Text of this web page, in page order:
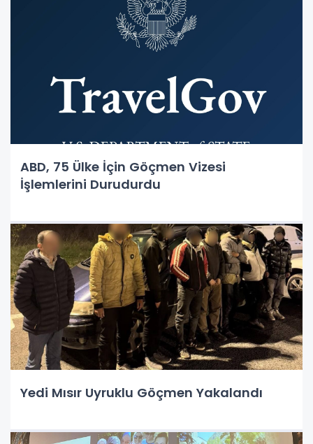
ABD, 75 Ülke İçin Göçmen Vizesi
İşlemlerini Durudurdu
Yedi Mısır Uyruklu Göçmen Yakalandı